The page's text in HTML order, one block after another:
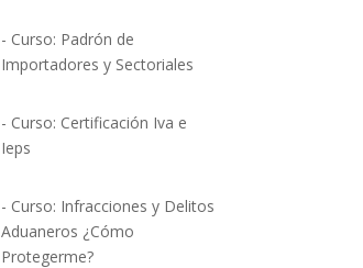
- Curso: Padrón de
Importadores y Sectoriales
- Curso: Certificación Iva e
Ieps
- Curso: Infracciones y Delitos
Aduaneros ¿Cómo
Protegerme?